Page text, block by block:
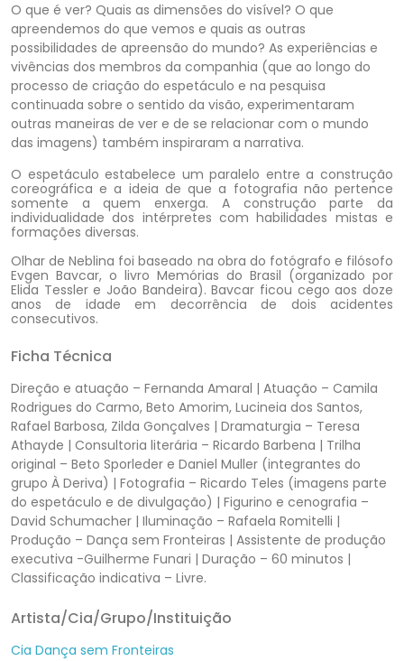
O que é ver? Quais as dimensões do visível? O que
apreendemos do que vemos e quais as outras
possibilidades de apreensão do mundo? As experiências e
vivências dos membros da companhia (que ao longo do
processo de criação do espetáculo e na pesquisa
continuada sobre o sentido da visão, experimentaram
outras maneiras de ver e de se relacionar com o mundo
das imagens) também inspiraram a narrativa.
O espetáculo estabelece um paralelo entre a construção
coreográfica e a ideia de que a fotografia não pertence
somente a quem enxerga. A construção parte da
individualidade dos intérpretes com habilidades mistas e
formações diversas.
Olhar de Neblina foi baseado na obra do fotógrafo e filósofo
Evgen Bavcar, o livro Memórias do Brasil (organizado por
Elida Tessler e João Bandeira). Bavcar ficou cego aos doze
anos de idade em decorrência de dois acidentes
consecutivos.
Ficha Técnica
Direção e atuação – Fernanda Amaral | Atuação – Camila
Rodrigues do Carmo, Beto Amorim, Lucineia dos Santos,
Rafael Barbosa, Zilda Gonçalves | Dramaturgia – Teresa
Athayde | Consultoria literária – Ricardo Barbena | Trilha
original – Beto Sporleder e Daniel Muller (integrantes do
grupo À Deriva) | Fotografia – Ricardo Teles (imagens parte
do espetáculo e de divulgação) | Figurino e cenografia –
David Schumacher | Iluminação – Rafaela Romitelli |
Produção – Dança sem Fronteiras | Assistente de produção
executiva -Guilherme Funari | Duração – 60 minutos |
Classificação indicativa – Livre.
Artista/Cia/Grupo/Instituição
Cia Dança sem Fronteiras